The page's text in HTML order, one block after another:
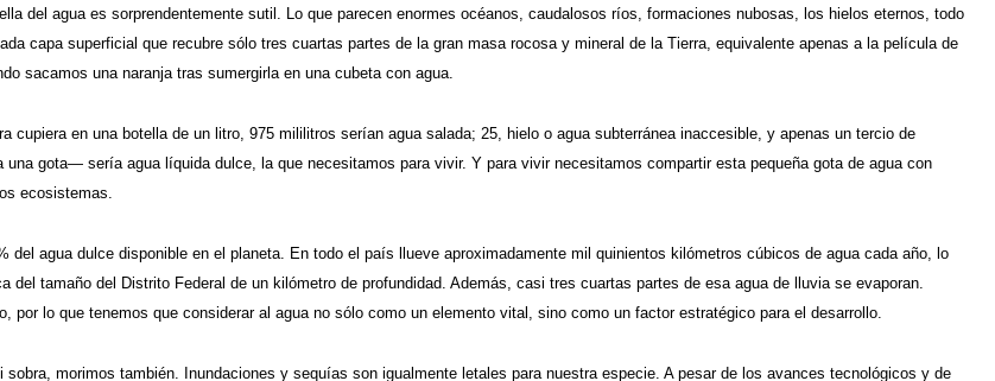
del agua es sorprendentemente sutil. Lo que parecen enormes océanos, caudalosos ríos, formaciones nubosas, los hielos eternos, todo
capa superficial que recubre sólo tres cuartas partes de la gran masa rocosa y mineral de la Tierra, equivalente apenas a la película de
sacamos una naranja tras sumergirla en una cubeta con agua.
cupiera en una botella de un litro, 975 mililitros serían agua salada; 25, hielo o agua subterránea inaccesible, y apenas un tercio de
gota— sería agua líquida dulce, la que necesitamos para vivir. Y para vivir necesitamos compartir esta pequeña gota de agua con
ecosistemas.
del agua dulce disponible en el planeta. En todo el país llueve aproximadamente mil quinientos kilómetros cúbicos de agua cada año, lo
del tamaño del Distrito Federal de un kilómetro de profundidad. Además, casi tres cuartas partes de esa agua de lluvia se evaporan.
por lo que tenemos que considerar al agua no sólo como un elemento vital, sino como un factor estratégico para el desarrollo.
morimos también. Inundaciones y sequías son igualmente letales para nuestra especie. A pesar de los avances tecnológicos y de